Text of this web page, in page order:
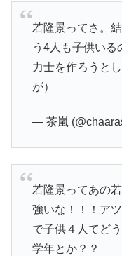
若隆景ってさ。
う4人も子供いる
力士を作ろうと
が）
— 茶嵐
若隆景ってあの
強いな！！！ア
で子供４人てど
学年とか？？